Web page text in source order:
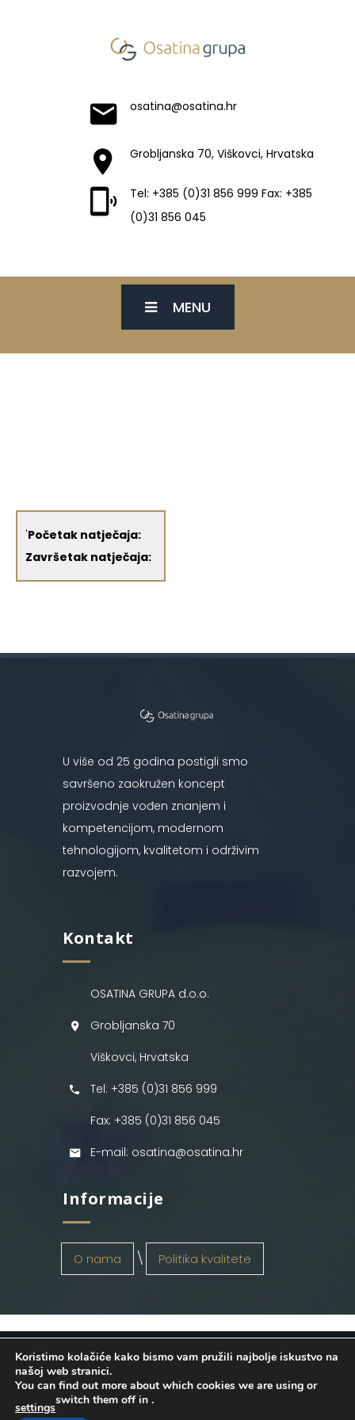
osatina@osatina.hr
Grobljanska 70, Viškovci, Hrvatska
Tel: +385 (0)31 856 999 Fax: +385
(0)31 856 045
MENU
'Početak natječaja:
Završetak natječaja:
U više od 25 godina postigli smo
savršeno zaokružen koncept
proizvodnje vođen znanjem i
kompetencijom, modernom
tehnologijom, kvalitetom i održivim
razvojem.
Kontakt
OSATINA GRUPA d.o.o.
Grobljanska 70
Viškovci, Hrvatska
Tel: +385 (0)31 856 999
Fax: +385 (0)31 856 045
E-mail: osatina@osatina.hr
Informacije
O nama Politika kvalitete
OSATINA GRUPA d.o.o. 2026
. Configured
byINFOS Osijek. Sva prava pridržana.
Koristimo kolačiće kako bismo vam pružili najbolje iskustvo na
našoj web stranici.
You can find out more about which cookies we are using or
switch them off in
settings
.